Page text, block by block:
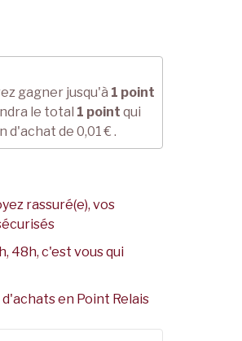
gagner jusqu'à 1 point
le total 1 point qui
d'achat de0,01 € .
rassuré(e), vos
48h, c'est vous qui
en Point Relais